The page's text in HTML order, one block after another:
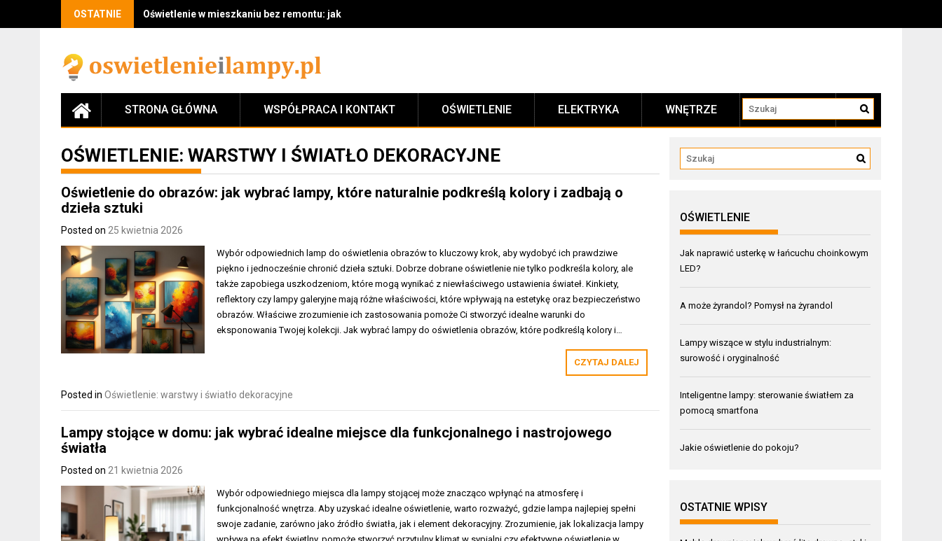
OSTATNIE Oświetlenie w mieszkaniu bez remontu: jak stworzyć funkcjonalny i przytulny klimat krok po kroku
STRONA GŁÓWNA WSPÓŁPRACA I KONTAKT OŚWIETLENIE ELEKTRYKA WNĘTRZE KONTAKT
OŚWIETLENIE: WARSTWY I ŚWIATŁO DEKORACYJNE
Oświetlenie do obrazów: jak wybrać lampy, które naturalnie podkreślą kolory i zadbają o
dzieła sztuki
Posted on 25 kwietnia 2026
Wybór odpowiednich lamp do oświetlenia obrazów to kluczowy krok, aby wydobyć ich prawdziwe
piękno i jednocześnie chronić dzieła sztuki. Dobrze dobrane oświetlenie nie tylko podkreśla kolory, ale
także zapobiega uszkodzeniom, które mogą wynikać z niewłaściwego ustawienia świateł. Kinkiety,
reflektory czy lampy galeryjne mają różne właściwości, które wpływają na estetykę oraz bezpieczeństwo
obrazów. Właściwe zrozumienie ich zastosowania pomoże Ci stworzyć idealne warunki do
eksponowania Twojej kolekcji. Jak wybrać lampy do oświetlenia obrazów, które podkreślą kolory i…
CZYTAJ DALEJ
Posted in Oświetlenie: warstwy i światło dekoracyjne
Lampy stojące w domu: jak wybrać idealne miejsce dla funkcjonalnego i nastrojowego
światła
Posted on 21 kwietnia 2026
Wybór odpowiedniego miejsca dla lampy stojącej może znacząco wpłynąć na atmosferę i
funkcjonalność wnętrza. Aby uzyskać idealne oświetlenie, warto rozważyć, gdzie lampa najlepiej spełni
swoje zadanie, zarówno jako źródło światła, jak i element dekoracyjny. Zrozumienie, jak lokalizacja lampy
OŚWIETLENIE
Jak naprawić usterkę w łańcuchu choinkowym
LED?
A może żyrandol? Pomysł na żyrandol
Lampy wiszące w stylu industrialnym:
surowość i oryginalność
Inteligentne lampy: sterowanie światłem za
pomocą smartfona
Jakie oświetlenie do pokoju?
OSTATNIE WPISY